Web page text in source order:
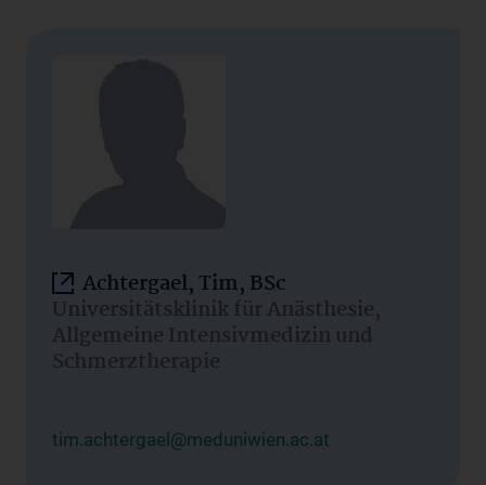
Achtergael, Tim, BSc
Universitätsklinik für Anästhesie,
Allgemeine Intensivmedizin und
Schmerztherapie
tim.achtergael@meduniwien.ac.at